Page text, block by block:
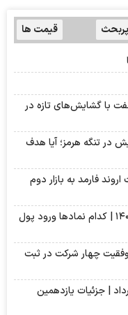
پربحث قیمت ها
با گشایش‌های تازه در
با کلید گشایش در تنگه هرمز؛ آیا هدف
فارمد به بازار دوم
ترین‌های بورس چهارشنبه ۱۴ مردادماه ۱۴۰۵ | کدام نماد‌ها ورود پول
صنعت روانکار تیر ۱۴۰۵ | موفقیت چهار شرکت در ثبت
صندوق نقره «سیان» از ۱۸ مرداد | جزئیات یازدهمین